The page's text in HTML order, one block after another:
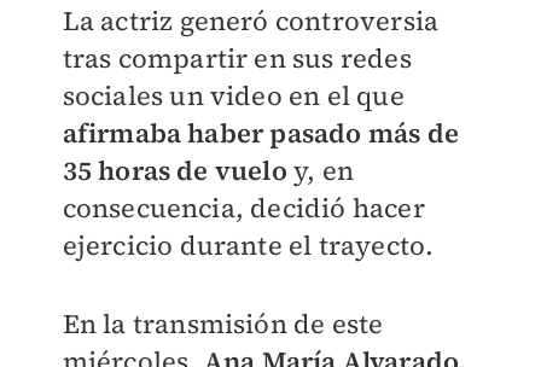
La actriz generó controversia
tras compartir en sus redes
sociales un video en el que
afirmaba haber pasado más de
35 horas de vuelo y, en
consecuencia, decidió hacer
ejercicio durante el trayecto.
En la transmisión de este